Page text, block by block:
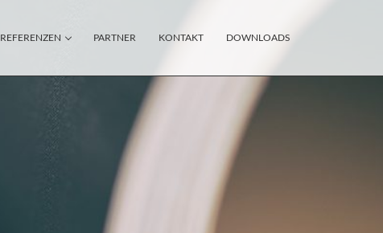
REFERENZEN PARTNER KONTAKT DOWNLOADS